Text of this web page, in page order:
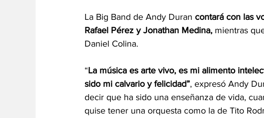
La Big Band de Andy Duran contará con las
Rafael Pérez y Jonathan Medina, mientras
Daniel Colina.
“La música es arte vivo, es mi alimento
sido mi calvario y felicidad”, expresó Andy
decir que ha sido una enseñanza de vida,
quise tener una orquesta como la de Tito